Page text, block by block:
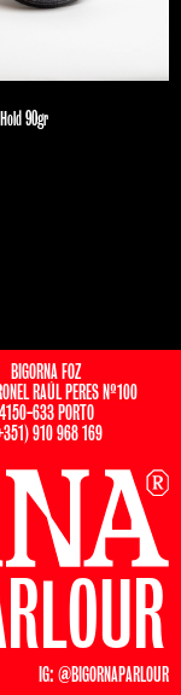
90gr
BIGORNA FOZ
RAÚL PERES Nº100
4150-633 PORTO
910 968 169
IG: @BIGORNAPARLOUR